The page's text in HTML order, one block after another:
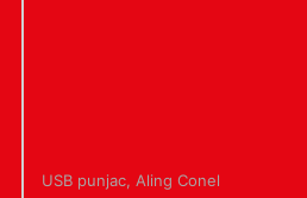
USB punjac, Aling Conel